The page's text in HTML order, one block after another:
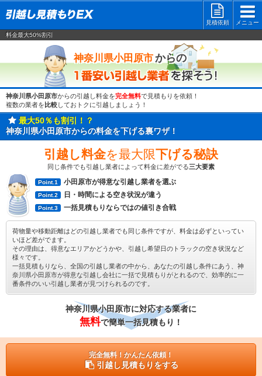
見積依頼
メニュー
料金最大50%割引
神奈川県小田原市からの
神奈川県小田原市からの引越し料金を完全無料で見積もりを依頼！
複数の業者を 比較しておトクに引越しましょう！
最大50％も割引！？
神奈川県小田原市からの料金を下げる裏ワザ！
引越し料金を最大限下げる秘訣
同じ条件でも引越し業者によって料金に差がでる三大要素
Point.1 小田原市が得意な引越し業者を選ぶ
Point.2 日・時間による空き状況が違う
Point.3 一括見積もりならではの値引き合戦
荷物量や移動距離はどの引越し業者でも同じ条件ですが、料金は必ずといってい
いほど差がでます。
その理由は、得意なエリアかどうかや、引越し希望日のトラックの空き状況など
様々です。
一括見積もりなら、全国の引越し業者の中から、あなたの引越し条件にあう、神
奈川県小田原市が得意な引越し会社に一括で見積もりがとれるので、効率的に一
番条件のいい引越し業者が見つけられるのです。
神奈川県小田原市に対応する業者に
無料で簡単一括見積もり！
完全無料！かんたん依頼！
引越し見積もりをする